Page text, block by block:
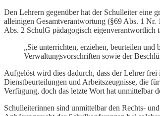
Den Lehrern gegenüber hat der Schulleiter eine
alleinigen Gesamtverantwortung (§69 Abs. 1 Nr.
Abs. 2 SchulG pädagogisch eigenverantwortlich
„Sie unterrichten, erziehen, beurteilen
Verwaltungsvorschriften sowie der
Aufgelöst wird dies dadurch, dass der Lehrer
Dienstbeurteilungen und Arbeitszeugnisse, die
Verfügung, doch das letzte Wort hat unmittelbar
Schulleiterinnen sind unmittelbar den Rechts-